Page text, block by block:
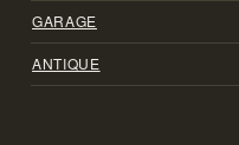
GARAGE
ANTIQUE